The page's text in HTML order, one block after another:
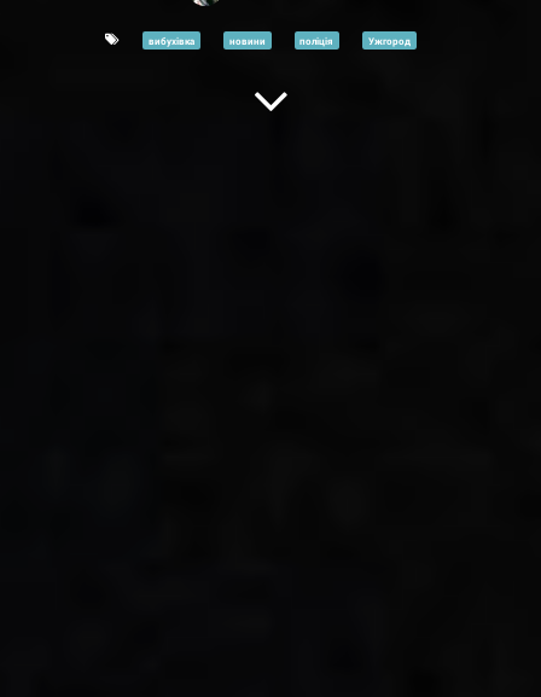
вибухівка новини поліція Ужгород